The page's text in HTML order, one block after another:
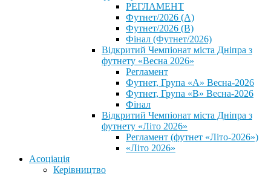
РЕГЛАМЕНТ
Футнет/2026 (А)
Футнет/2026 (В)
Фінал (Футнет/2026)
Відкритий Чемпіонат міста Дніпра з
футнету «Весна 2026»
Регламент
Футнет, Група «А» Весна-2026
Футнет, Група «В» Весна-2026
Фінал
Відкритий Чемпіонат міста Дніпра з
футнету «Літо 2026»
Регламент (футнет «Літо-2026»)
«Літо 2026»
Асоціація
Керівництво